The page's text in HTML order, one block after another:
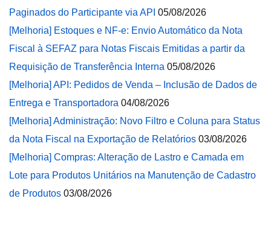
Paginados do Participante via API 05/08/2026
[Melhoria] Estoques e NF-e: Envio Automático da Nota
Fiscal à SEFAZ para Notas Fiscais Emitidas a partir da
Requisição de Transferência Interna 05/08/2026
[Melhoria] API: Pedidos de Venda – Inclusão de Dados de
Entrega e Transportadora 04/08/2026
[Melhoria] Administração: Novo Filtro e Coluna para Status
da Nota Fiscal na Exportação de Relatórios 03/08/2026
[Melhoria] Compras: Alteração de Lastro e Camada em
Lote para Produtos Unitários na Manutenção de Cadastro
de Produtos 03/08/2026